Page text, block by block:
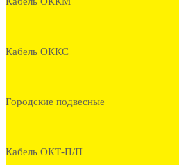
Кабель ОККС
Городские подвесные
Кабель ОКТ-П/П